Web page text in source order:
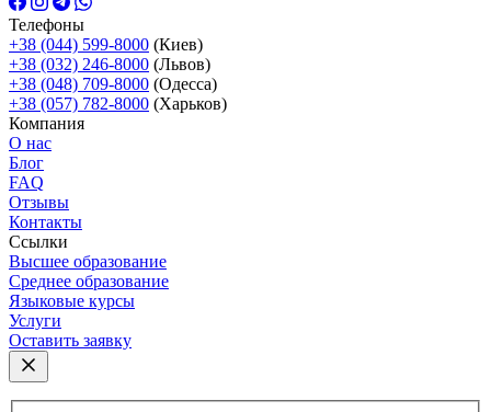
Телефоны
+38 (044) 599-8000 (Киев)
+38 (032) 246-8000 (Львов)
+38 (048) 709-8000 (Одесcа)
+38 (057) 782-8000 (Харьков)
Компания
О нас
Блог
FAQ
Отзывы
Контакты
Ссылки
Высшее образование
Среднее образование
Языковые курсы
Услуги
Оставить заявку